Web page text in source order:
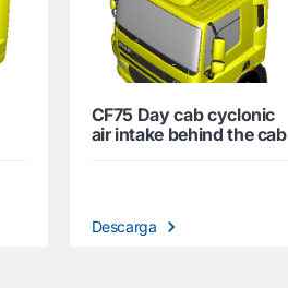
CF75 Day cab cyclonic
air intake behind the cab
Descarga